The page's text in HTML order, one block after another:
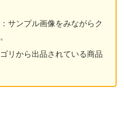
：サンプル画像をみながらク
ゴリから出品されている商品